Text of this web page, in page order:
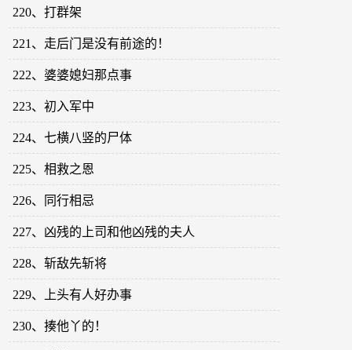
220、打群架
221、走后门是没有前途的！
222、婆婆媳妇那点事
223、初入军中
224、七横八竖的尸体
225、相救之恩
226、同行相忌
227、凶残的上司和他凶残的夫人
228、斩敌先斩将
229、上头有人好办事
230、揍他丫的！